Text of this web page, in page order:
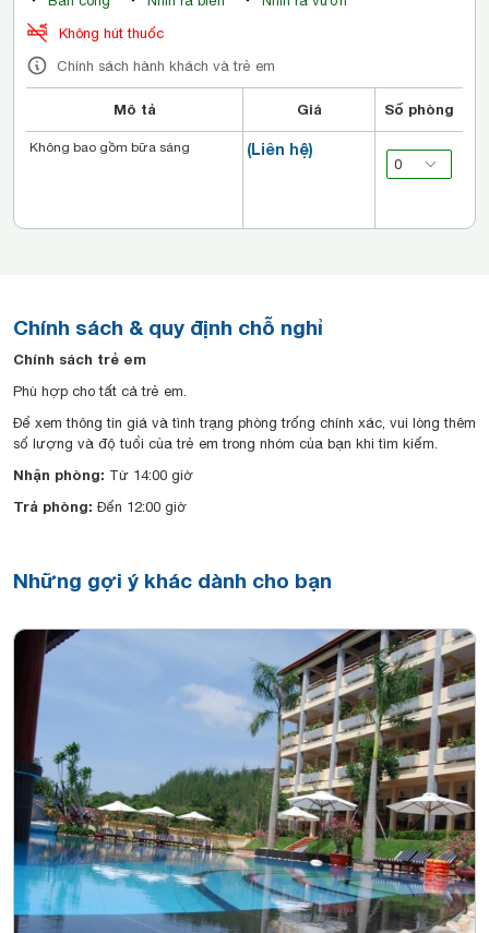
Không hút thuốc
Chính sách hành khách và trẻ em
Mô tả Giá Số phòng
(Liên hệ)
Không bao gồm bữa sáng
Chính sách & quy định chỗ nghỉ
Chính sách trẻ em
Phù hợp cho tất cả trẻ em.
Để xem thông tin giá và tình trạng phòng trống chính xác, vui lòng thêm
số lượng và độ tuổi của trẻ em trong nhóm của bạn khi tìm kiếm.
Nhận phòng: Từ 14:00 giờ
Trả phòng: Đến 12:00 giờ
Những gợi ý khác dành cho bạn